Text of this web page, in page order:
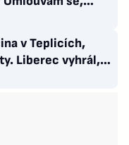
v Teplicích,
Liberec vyhrál,